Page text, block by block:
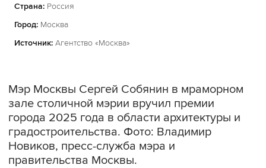
Страна: Россия
Город: Москва
Источник: Агентство «Москва»
Мэр Москвы Сергей Собянин в мраморном
зале столичной мэрии вручил премии
города 2025 года в области архитектуры и
градостроительства. Фото: Владимир
Новиков, пресс-служба мэра и
правительства Москвы.